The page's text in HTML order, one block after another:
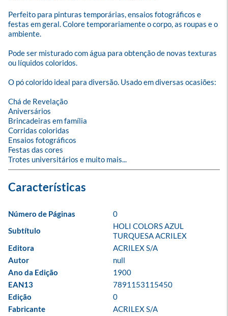
Perfeito para pinturas temporárias, ensaios fotográficos e
festas em geral. Colore temporariamente o corpo, as roupas e o
ambiente.
Pode ser misturado com água para obtenção de novas texturas
ou líquidos coloridos.
O pó colorido ideal para diversão. Usado em diversas ocasiões:
Chá de Revelação
Aniversários
Brincadeiras em família
Corridas coloridas
Ensaios fotográficos
Festas das cores
Trotes universitários e muito mais...
Número de Páginas
0
Subtítulo
HOLI COLORS AZUL
TURQUESA ACRILEX
Editora
ACRILEX S/A
Autor
null
Ano da Edição
1900
EAN13
7891153115450
Edição
0
Fabricante
ACRILEX S/A